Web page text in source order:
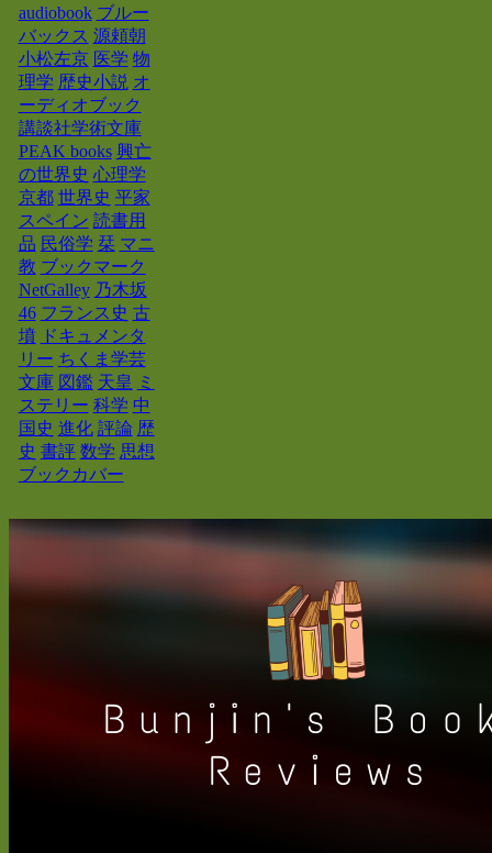
audiobook ブルー
バックス 源頼朝
小松左京 医学 物
理学 歴史小説 オ
ーディオブック
講談社学術文庫
PEAK books 興亡
の世界史 心理学
京都 世界史 平家
スペイン 読書用
品 民俗学 栞 マニ
教 ブックマーク
NetGalley 乃木坂
46 フランス史 古
墳 ドキュメンタ
リー ちくま学芸
文庫 図鑑 天皇 ミ
ステリー 科学 中
国史 進化 評論 歴
史 書評 数学 思想
ブックカバー